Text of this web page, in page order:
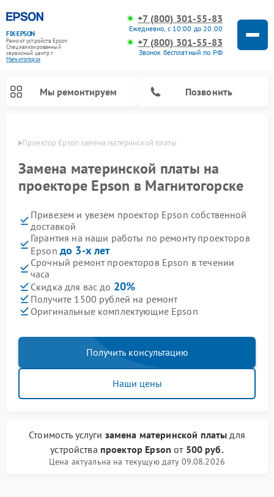
FIX-EPSON
Ремонт устройств Epson
Специализированный
cервисный центр г.
Магнитогорск
+7 (800) 301-55-83
Ежедневно, с 10:00 до 20:00
+7 (800) 301-55-83
Звонок бесплатный по РФ
Мы ремонтируем Позвонить
Проектор Epson замена материнской платы
Замена материнской платы на
проекторе Epson в Магнитогорске
Привезем и увезем проектор Epson собственной
доставкой
Гарантия на наши работы по ремонту проекторов
Epson до 3-х лет
Срочный ремонт проекторов Epson в течении
часа
Скидка для вас до 20%
Получите 1500 рублей на ремонт
Оригинальные комплектующие Epson
Получить консультацию
Наши цены
Стоимость услуги замена материнской платы для
устройства проектор Epson от 500 руб.
Цена актуальна на текущую дату 09.08.2026